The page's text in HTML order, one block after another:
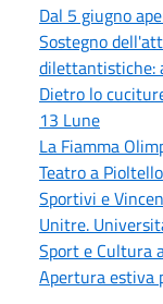
Dal 5 giugno
Sostegno
dilettantistiche:
Dietro lo
13 Lune
La Fiamma
Teatro a Pioltello
Sportivi e
Unitre.
Sport e Cultura
Apertura estiva